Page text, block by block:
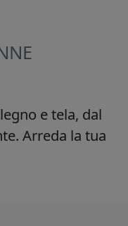
e tela, dal
Arreda la tua